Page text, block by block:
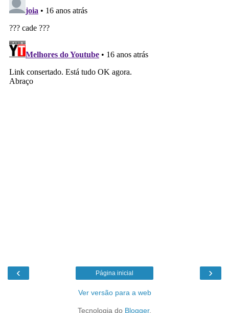
‹ ›
Página inicial
Ver versão para a web
Tecnologia do Blogger.